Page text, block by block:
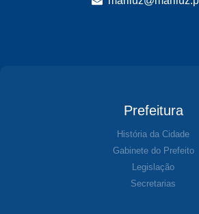
Prefeitura
História da Cidade
Gabinete do Prefeito
Legislação
Secretarias